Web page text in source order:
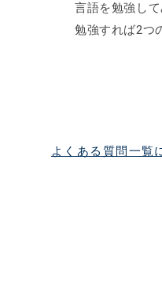
言語を勉強し
勉強すれば2つ
よくある質問一覧